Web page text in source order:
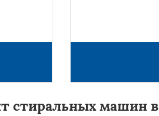
стиральных машин